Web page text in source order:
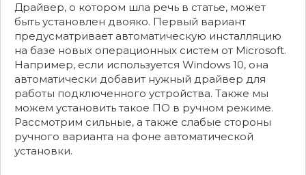
Драйвер, о котором шла речь в статье, может
быть установлен двояко. Первый вариант
предусматривает автоматическую инсталляцию
на базе новых операционных систем от Microsoft.
Например, если используется Windows 10, она
автоматически добавит нужный драйвер для
работы подключенного устройства. Также мы
можем установить такое ПО в ручном режиме.
Рассмотрим сильные, а также слабые стороны
ручного варианта на фоне автоматической
установки.